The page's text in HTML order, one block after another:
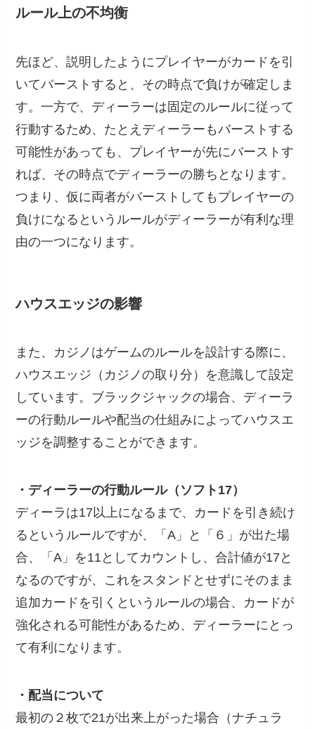
ルール上の不均衡
先ほど、説明したようにプレイヤーがカードを引
いてバーストすると、その時点で負けが確定しま
す。一方で、ディーラーは固定のルールに従って
行動するため、たとえディーラーもバーストする
可能性があっても、プレイヤーが先にバーストす
れば、その時点でディーラーの勝ちとなります。
つまり、仮に両者がバーストしてもプレイヤーの
負けになるというルールがディーラーが有利な理
由の一つになります。
ハウスエッジの影響
また、カジノはゲームのルールを設計する際に、
ハウスエッジ（カジノの取り分）を意識して設定
しています。ブラックジャックの場合、ディーラ
ーの行動ルールや配当の仕組みによってハウスエ
ッジを調整することができます。
・ディーラーの行動ルール（ソフト17）
ディーラは17以上になるまで、カードを引き続け
るというルールですが、「A」と「６」が出た場
合、「A」を11としてカウントし、合計値が17と
なるのですが、これをスタンドとせずにそのまま
追加カードを引くというルールの場合、カードが
強化される可能性があるため、ディーラーにとっ
て有利になります。
・配当について
最初の２枚で21が出来上がった場合（ナチュラ